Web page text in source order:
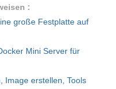
:
große Festplatte auf
Mini Server für
Image erstellen, Tools